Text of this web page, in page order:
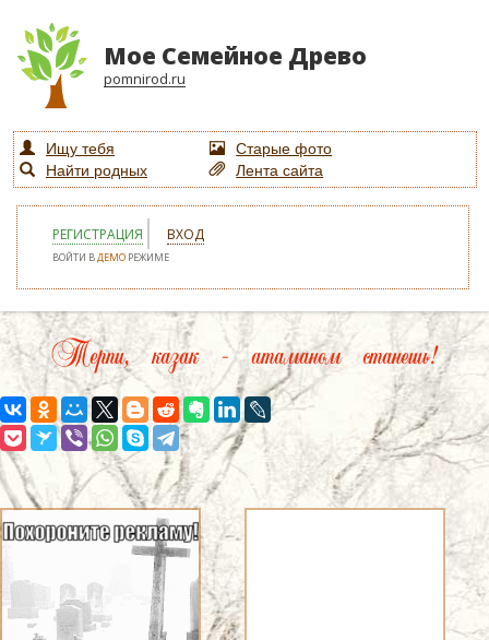
Мое Семейное Древо
pomnirod.ru
Ищу тебя
Старые фото
Найти родных
Лента сайта
РЕГИСТРАЦИЯ ВХОД
ВОЙТИ ВДЕМО РЕЖИМЕ
Терпи, казак – атаманом станешь!